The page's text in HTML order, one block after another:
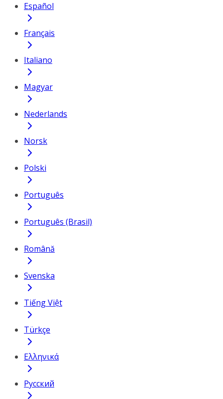
Español
Français
Italiano
Magyar
Nederlands
Norsk
Polski
Português
Português (Brasil)
Română
Svenska
Tiếng Việt
Türkçe
Ελληνικά
Русский